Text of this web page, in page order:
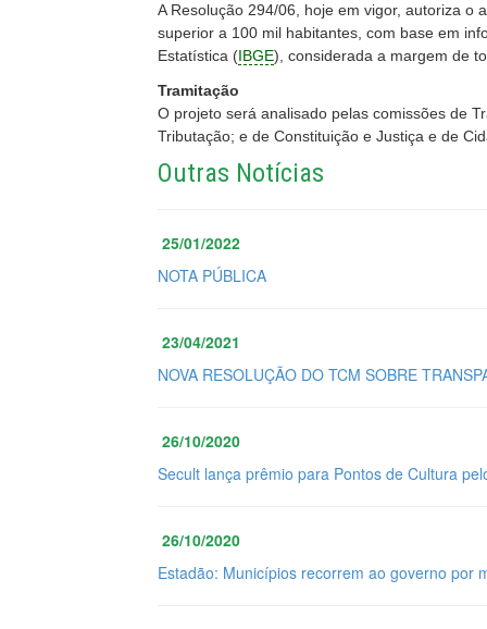
A Resolução 294/06, hoje em vigor, autoriza o
superior a 100 mil habitantes, com base em
Estatística (IBGE), considerada a margem de
Tramitação
O projeto será analisado pelas comissões de
Tributação; e de Constituição e Justiça e de
Outras Notícias
25/01/2022
NOTA PÚBLICA
23/04/2021
NOVA RESOLUÇÃO DO TCM SOBRE
26/10/2020
Secult lança prêmio para Pontos de Cultura
26/10/2020
Estadão: Municípios recorrem ao governo por